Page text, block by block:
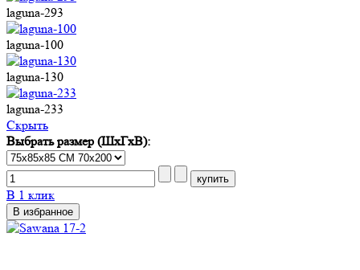
laguna-293
laguna-100
laguna-130
laguna-233
Cкрыть
Выбрать размер (ШхГхВ):
В 1 клик
В избранное